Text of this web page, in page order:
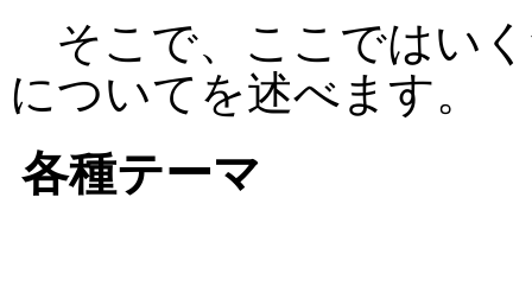
そこで、ここではいく
についてを述べます。
各種テーマ